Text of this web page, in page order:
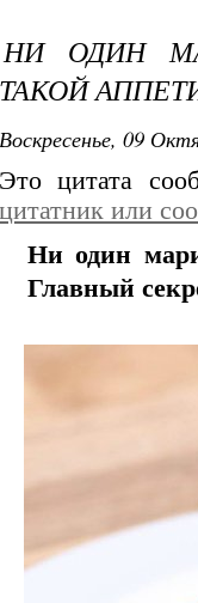
НИ ОДИН
ТАКОЙ
Воскресенье, 09
Это цитата
цитатник или
Ни один
Главный